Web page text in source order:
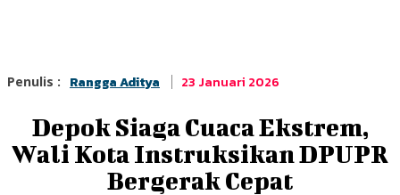
Penulis : Rangga Aditya 23 Januari 2026
Depok Siaga Cuaca Ekstrem,
Wali Kota Instruksikan DPUPR
Bergerak Cepat